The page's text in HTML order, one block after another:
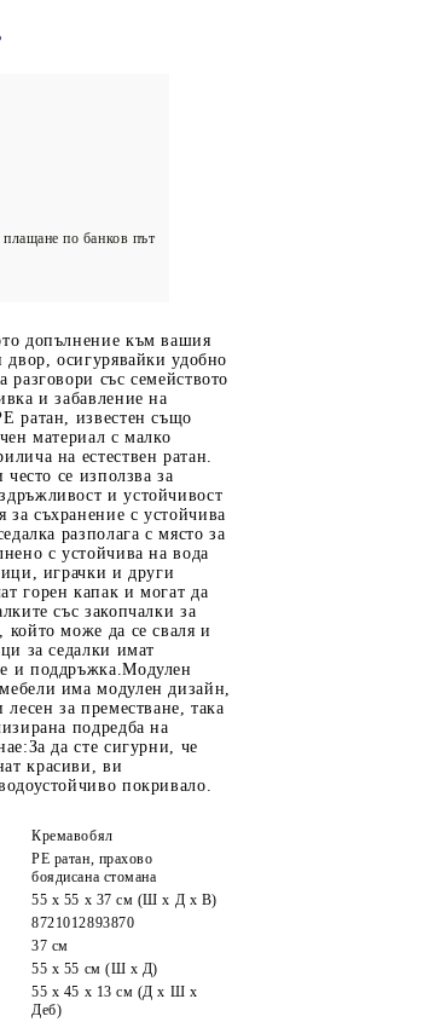
плащане по банков път
допълнение към вашия
двор, осигурявайки удобно
разговори със семейството
и забавление на
ратан, известен също
материал с малко
на естествен ратан.
се използва за
и устойчивост
съхранение с устойчива
разполага с място за
с устойчива на вода
играчки и други
горен капак и могат да
със закопчалки за
който може да се сваля и
за седалки имат
и поддръжка.Модулен
има модулен дизайн,
за преместване, така
подредба на
да сте сигурни, че
красиви, ви
покривало.
Кремавобял
PE ратан, прахово
боядисана стомана
55 x 55 x 37 см (Ш x Д x В)
8721012893870
37 см
55 x 55 cм (Ш x Д)
55 x 45 x 13 см (Д х Ш x
Деб)